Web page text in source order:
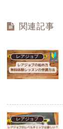
関連記事
レアジョブ
レアジョブ